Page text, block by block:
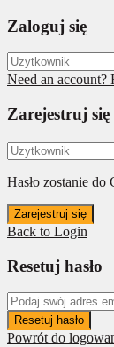
Zaloguj się
Need an account?
Zarejestruj się
Hasło zostanie do
Zarejestruj się
Back to Login
Resetuj hasło
Resetuj hasło
Powrót do